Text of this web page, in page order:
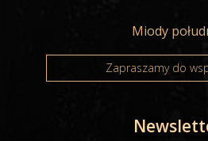
Miody
Zapraszamy do